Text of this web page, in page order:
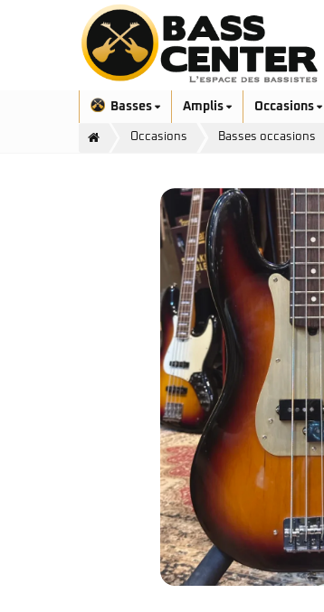
Basses
Exclusivité
American Pro II
American Pro Classic
Nouveau
American Ultra II
American Vintage II
Artist Series
Nouveau
Made in Japan
Kala
Amplis Occasions
Occasions Basses occasions